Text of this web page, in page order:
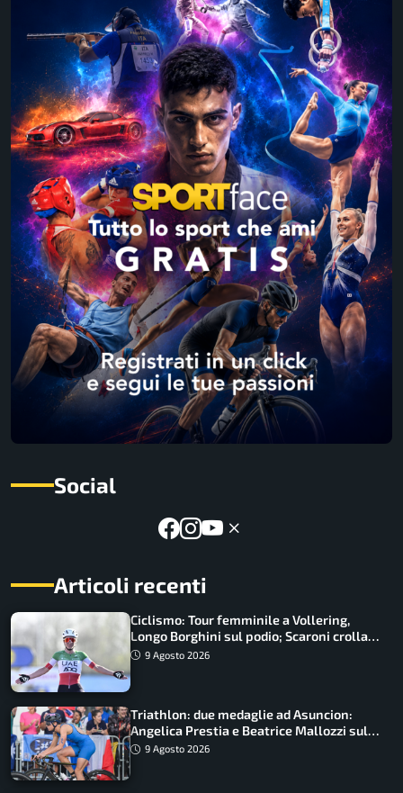
Social
Articoli recenti
Ciclismo: Tour femminile a Vollering,
Longo Borghini sul podio; Scaroni crolla
in Polonia
9 Agosto 2026
Triathlon: due medaglie ad Asuncion:
Angelica Prestia e Beatrice Mallozzi sul
podio
9 Agosto 2026